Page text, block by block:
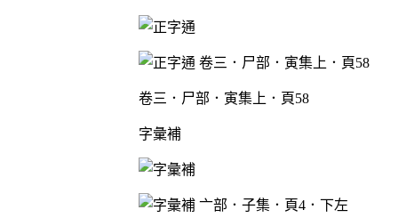
卷三．尸部．寅集上．頁58
字彙補